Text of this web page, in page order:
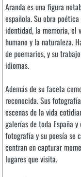
Aranda es una figura
española. Su obra
identidad, la memoria,
humano y la naturaleza.
de poemarios, y su
idiomas.
Además de su faceta
reconocida. Sus
escenas de la vida
galerías de toda España
fotografía y su poesía se
centran en capturar
lugares que visita.